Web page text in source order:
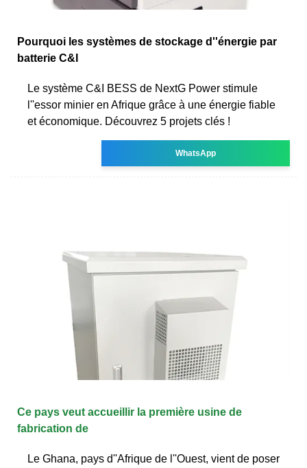
Pourquoi les systèmes de stockage d''énergie par
batterie C&I
Le système C&I BESS de NextG Power stimule
l''essor minier en Afrique grâce à une énergie fiable
et économique. Découvrez 5 projets clés !
WhatsApp
Ce pays veut accueillir la première usine de
fabrication de
Le Ghana, pays d''Afrique de l''Ouest, vient de poser